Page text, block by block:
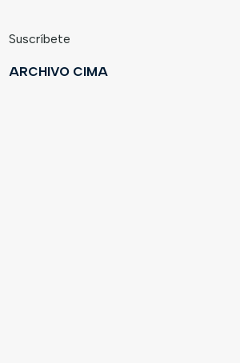
Suscríbete
ARCHIVO CIMA